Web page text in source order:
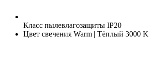
Класс пылевлагозащиты IP20
Цвет свечения Warm | Тёплый 3000 K